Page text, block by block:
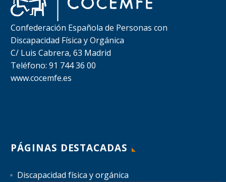
Confederación Española de Personas con
Discapacidad Física y Orgánica
C/ Luis Cabrera, 63 Madrid
Teléfono: 91 744 36 00
www.cocemfe.es
PÁGINAS DESTACADAS
Discapacidad física y orgánica